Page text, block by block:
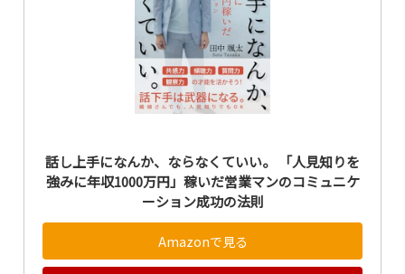
話し上手になんか、ならなくていい。 「人見知りを
強みに年収1000万円」稼いだ営業マンのコミュニケ
ーション成功の法則
Amazonで見る